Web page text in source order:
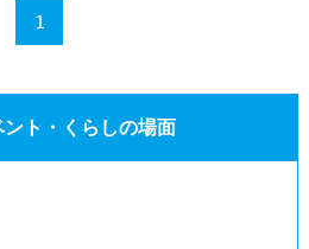
1
ント・くらしの場面